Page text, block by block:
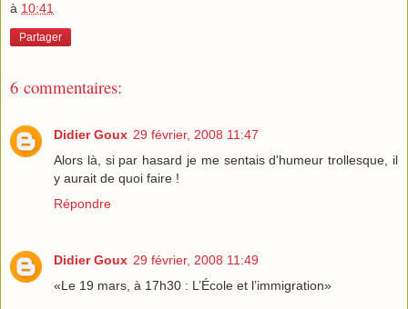
à 10:41
Partager
6 commentaires:
Didier Goux 29 février, 2008 11:47
Alors là, si par hasard je me sentais d'humeur trollesque, il
y aurait de quoi faire !
Répondre
Didier Goux 29 février, 2008 11:49
«Le 19 mars, à 17h30 : L’École et l’immigration»